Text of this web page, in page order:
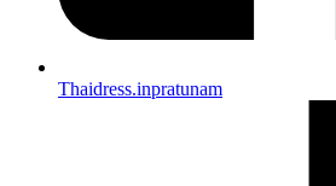
Thaidress.inpratunam